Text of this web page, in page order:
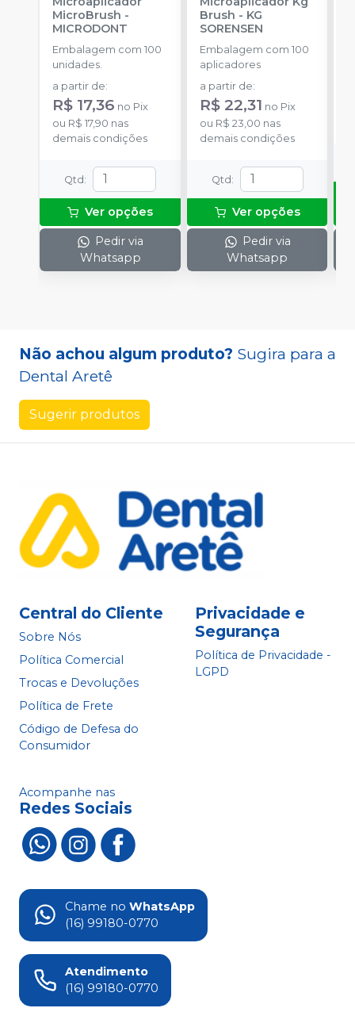
MicroBrush -
MICRODONT
Embalagem com 100
unidades.
a partir de:
R$ 17,36 no Pix
ou R$ 17,90 nas
demais condições
Qtd:
Ver opções
Pedir via
Whatsapp
Brush - KG
SORENSEN
Embalagem com 100
aplicadores
a partir de:
R$ 22,31 no Pix
ou R$ 23,00 nas
demais condições
Qtd:
Ver opções
Pedir via
Whatsapp
Não achou algum produto? Sugira para a
Dental Aretê
Sugerir produtos
Central do Cliente
Sobre Nós
Política Comercial
Trocas e Devoluções
Política de Frete
Código de Defesa do
Consumidor
Privacidade e
Segurança
Política de Privacidade -
LGPD
Acompanhe nas
Redes Sociais
Chame no WhatsApp
(16) 99180-0770
Atendimento
(16) 99180-0770